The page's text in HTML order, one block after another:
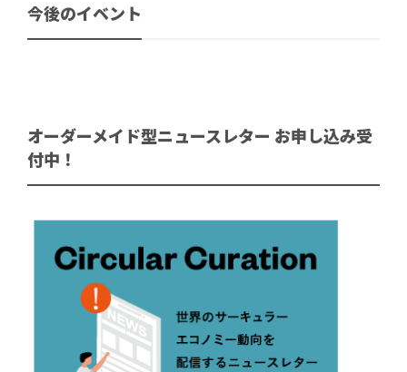
今後のイベント
オーダーメイド型ニュースレター お申し込み受
付中！